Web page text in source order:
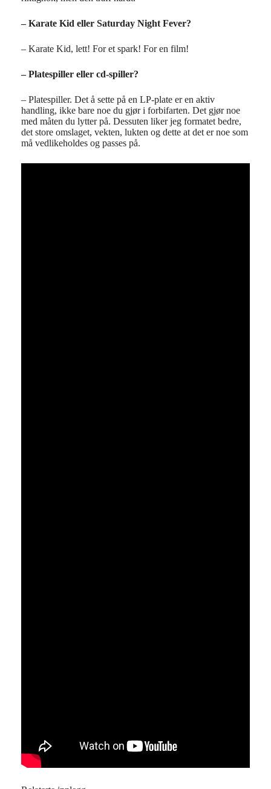
– Karate Kid eller Saturday Night Fever?
– Karate Kid, lett! For et spark! For en film!
– Platespiller eller cd-spiller?
– Platespiller. Det å sette på en LP-plate er en aktiv
handling, ikke bare noe du gjør i forbifarten. Det gjør noe
med måten du lytter på. Dessuten liker jeg formatet bedre,
det store omslaget, vekten, lukten og dette at det er noe som
må vedlikeholdes og passes på.